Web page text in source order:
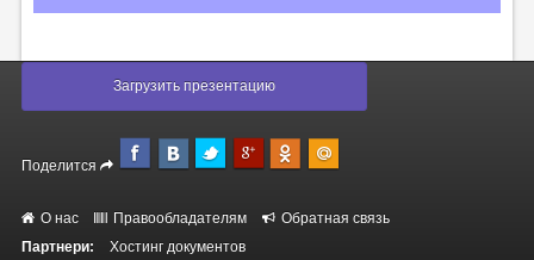
Загрузить презентацию
Поделится
О нас Правообладателям
Обратная связь
Партнери:
Хостинг документов